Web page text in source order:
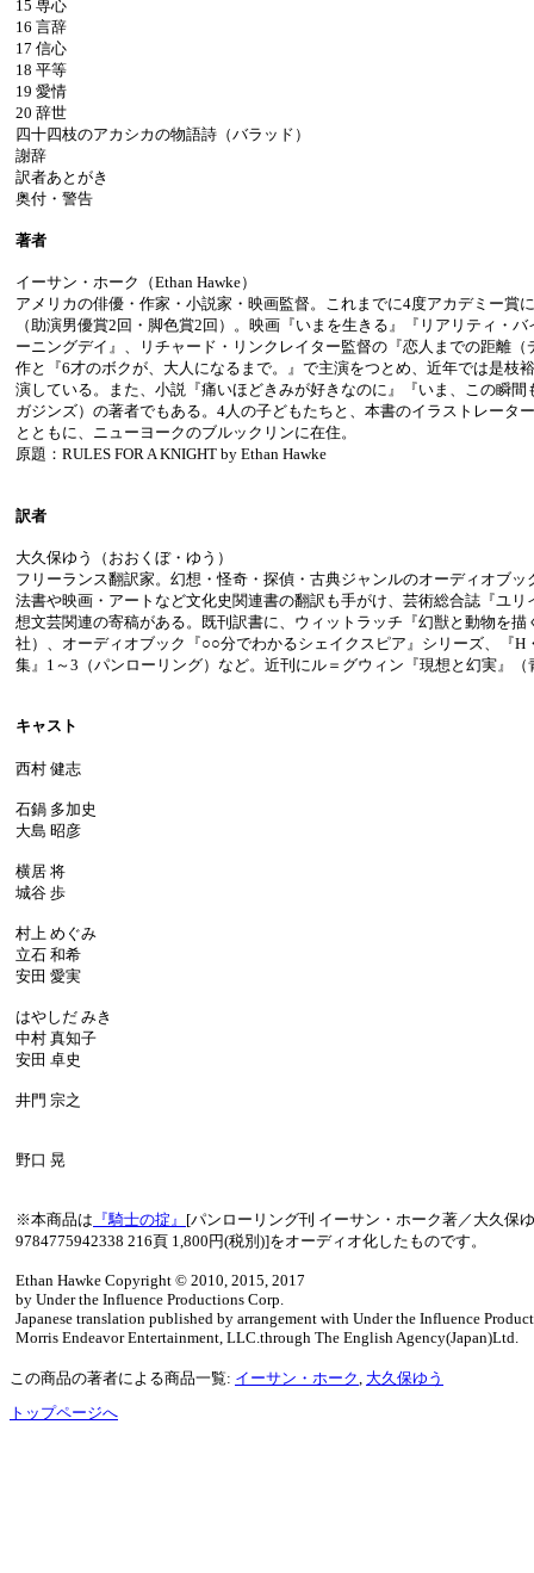
15 専心
16 言辞
17 信心
18 平等
19 愛情
20 辞世
四十四枝のアカシカの物語詩（バラッド）
謝辞
訳者あとがき
奥付・警告
著者
イーサン・ホーク（Ethan Hawke）
アメリカの俳優・作家・小説家・映画監督。これまでに4度アカデミー賞
（助演男優賞2回・脚色賞2回）。映画『いまを生きる』『リアリティ・
ーニングデイ』、リチャード・リンクレイター監督の『恋人までの距離（
作と『6才のボクが、大人になるまで。』で主演をつとめ、近年では是枝
演している。また、小説『痛いほどきみが好きなのに』『いま、この瞬間
ガジンズ）の著者でもある。4人の子どもたちと、本書のイラストレータ
とともに、ニューヨークのブルックリンに在住。
原題：RULES FOR A KNIGHT by Ethan Hawke
訳者
大久保ゆう（おおくぼ・ゆう）
フリーランス翻訳家。幻想・怪奇・探偵・古典ジャンルのオーディオブッ
法書や映画・アートなど文化史関連書の翻訳も手がけ、芸術総合誌『ユリ
想文芸関連の寄稿がある。既刊訳書に、ウィットラッチ『幻獣と動物を描
社）、オーディオブック『○○分でわかるシェイクスピア』シリーズ、『H
集』1～3（パンローリング）など。近刊にル＝グウィン『現想と幻実』（
キャスト
西村 健志
石鍋 多加史
大島 昭彦
横居 将
城谷 歩
村上 めぐみ
立石 和希
安田 愛実
はやしだ みき
中村 真知子
安田 卓史
井門 宗之
野口 晃
※本商品は 『騎士の掟』 [パンローリング刊 イーサン・ホーク著／大久保
9784775942338 216頁 1,800円(税別)]をオーディオ化したものです。
Ethan Hawke Copyright © 2010, 2015, 2017
by Under the Influence Productions Corp.
Japanese translation published by arrangement with Under the Influence
Morris Endeavor Entertainment, LLC.through The English Agency(Japan)Ltd.
この商品の著者による商品一覧: イーサン・ホーク 大久保ゆう
トップページへ